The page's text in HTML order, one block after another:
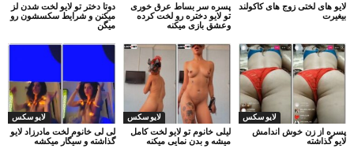
دوتا دختر تو لایو لخت شدن لز
میکنن و شرایط سکسشون رو
میگن
پسره سر بساط عرق خوری
تو لایو دختره رو لخت کرده
وعشق بازی میکنه
لایو های لختی زوج های کاکولند
بیغیرت
لایو سکس
لی لی خانوم لخت مادرزاد لایو
گذاشته و سیگار میکشه
لایو سکس
لیلی خانوم تو لایو لخت کامل
میشه و بدن نمایی میکنه
لایو سکس
پسره از زن خوش اندامش
لایو گذاشته